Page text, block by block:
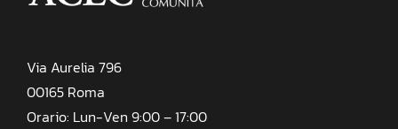
Via Aurelia 796
00165 Roma
Orario: Lun-Ven 9:00 – 17:00